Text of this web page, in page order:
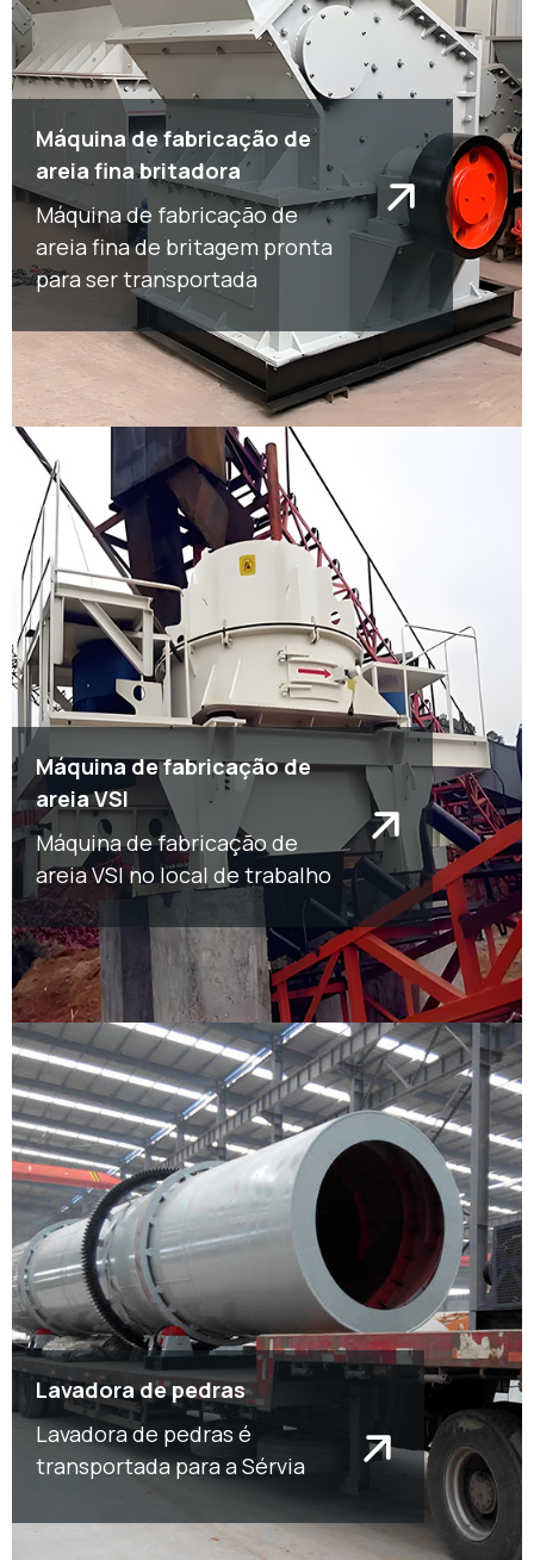
Máquina de fabricação de
areia fina britadora
Máquina de fabricação de
areia fina de britagem pronta
para ser transportada
Máquina de fabricação de
areia VSI
Máquina de fabricação de
areia VSI no local de trabalho
Lavadora de pedras
Lavadora de pedras é
transportada para a Sérvia